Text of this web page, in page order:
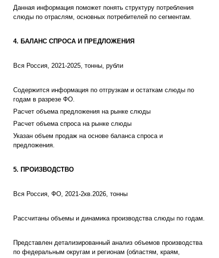
Данная информация поможет понять структуру потребления
слюды по отраслям, основных потребителей по сегментам.
4. БАЛАНС СПРОСА И ПРЕДЛОЖЕНИЯ
Вся Россия, 2021-2025, тонны, рубли
Содержится информация по отгрузкам и остаткам слюды по
годам в разрезе ФО.
Расчет объема предложения на рынке слюды
Расчет объема спроса на рынке слюды
Указан объем продаж на основе баланса спроса и
предложения.
5. ПРОИЗВОДСТВО
Вся Россия, ФО, 2021-2кв.2026, тонны
Рассчитаны объемы и динамика производства слюды по годам.
Представлен детализированный анализ объемов производства
по федеральным округам и регионам (областям, краям,